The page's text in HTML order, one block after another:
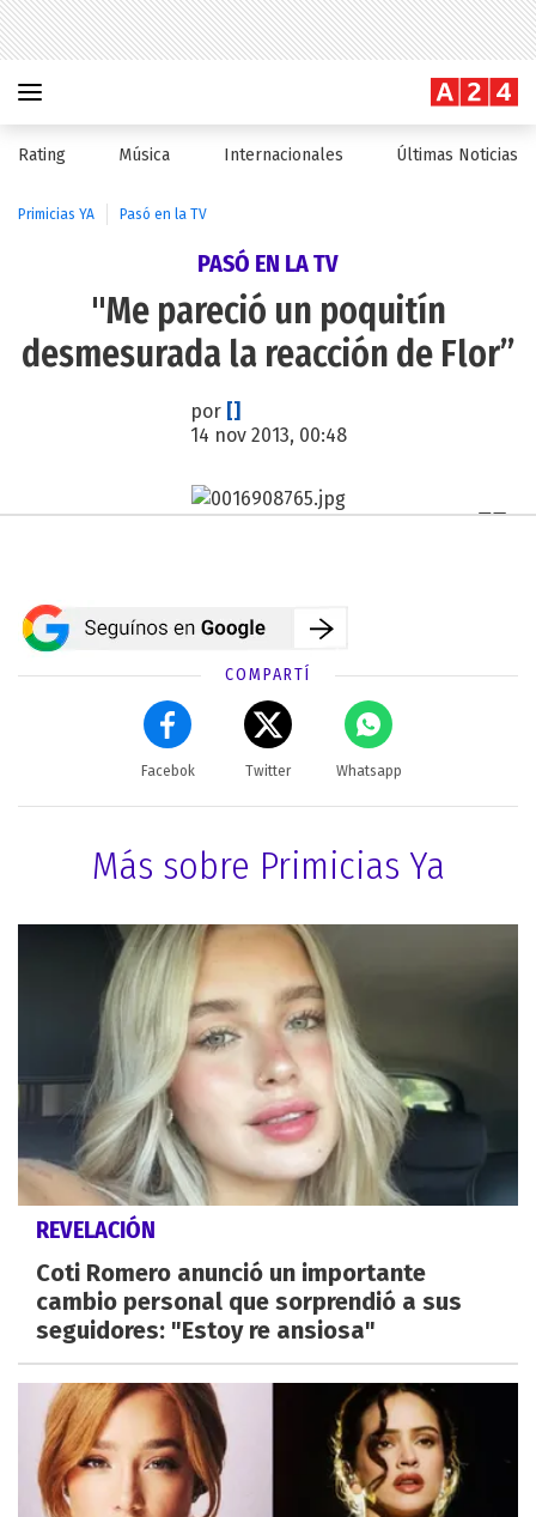
Rating Música Internacionales Últimas Noticias
Primicias YA Pasó en la TV
PASÓ EN LA TV
"Me pareció un poquitín
desmesurada la reacción de Flor”
por []
14 nov 2013, 00:48
COMPARTÍ
Facebok Twitter Whatsapp
Más sobre Primicias Ya
REVELACIÓN
Coti Romero anunció un importante
cambio personal que sorprendió a sus
seguidores: "Estoy re ansiosa"